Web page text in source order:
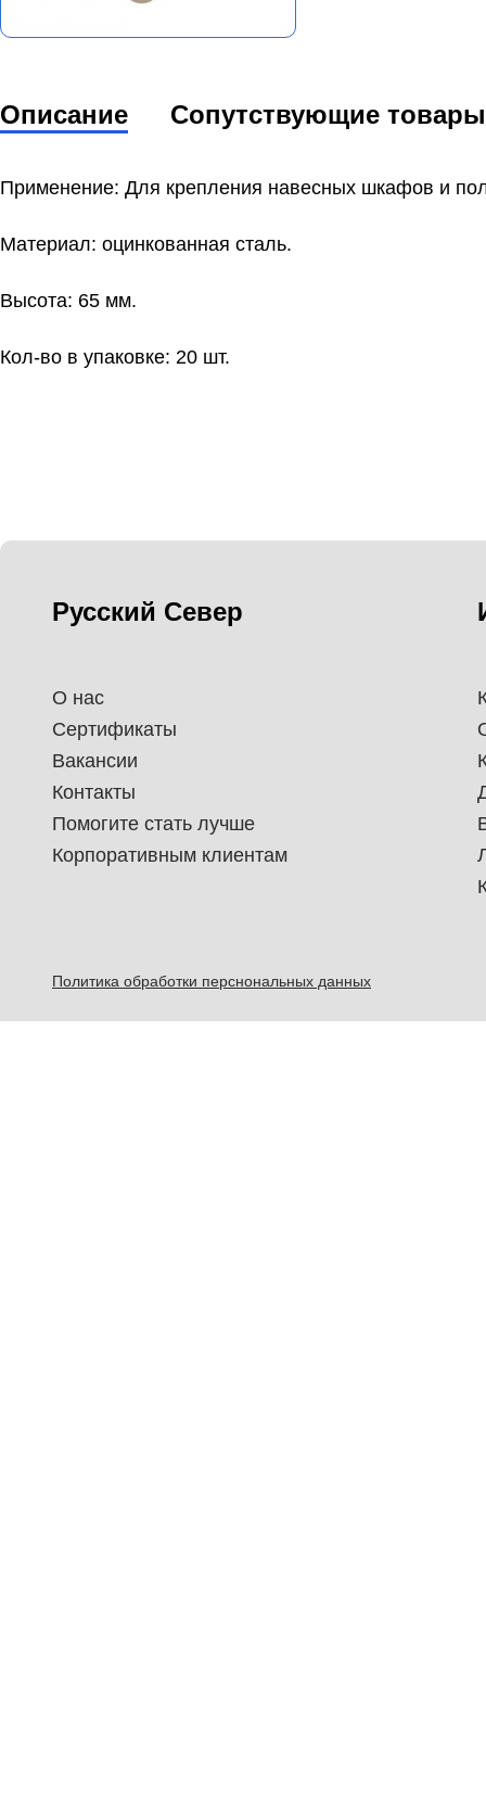
Описание Сопутствующие товары
Применение: Для крепления навесных шкафов и
Материал: оцинкованная сталь.
Высота: 65 мм.
Кол-во в упаковке: 20 шт.
Русский Север
О нас
Сертификаты
Вакансии
Контакты
Помогите стать лучше
Корпоративным клиентам
Политика обработки перснональных данных